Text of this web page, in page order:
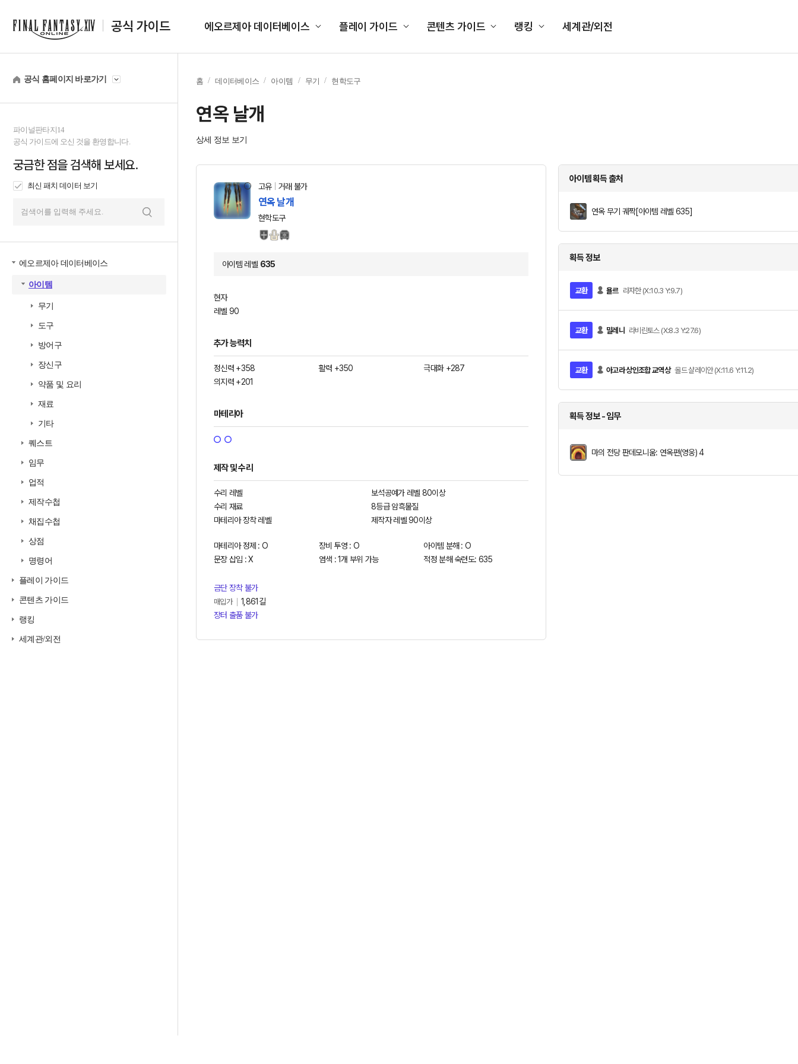
공식 가이드 에오르제아 데이터베이스 플레이 가이드 콘텐츠 가이드 랭킹 세계관/외전
공식 홈페이지 바로가기
파이널판타지14
공식 가이드에 오신 것을 환영합니다.
궁금한 점을 검색해 보세요.
최신 패치 데이터 보기
에오르제아 데이터베이스
아이템
무기
도구
방어구
장신구
약품 및 요리
재료
기타
퀘스트
임무
업적
제작수첩
채집수첩
상점
명령어
플레이 가이드
콘텐츠 가이드
랭킹
세계관/외전
홈 데이터베이스 아이템 무기 현학도구
연옥 날개
상세 정보 보기
고유 거래 불가
연옥 날개
현학도구
아이템 레벨 635
현자
레벨 90
추가 능력치
정신력 +358 활력 +350
극대화 +287
의지력 +201
마테리아
제작 및 수리
수리 레벨
보석공예가 레벨 80이상
수리 재료
8등급 암흑물질
마테리아 장착 레벨
제작자 레벨 90이상
마테리아 정제 : O 장비 투영 : O
아이템 분해 : O
문장 삽입 : X
염색 : 1개 부위 가능 적정 분해 숙련도: 635
금단 장착 불가
매입가
1,861길
장터 출품 불가
아이템 획득 출처
연옥 무기 궤짝[아이템 레벨 635]
획득 정보
교환 욜르 라자한 (X:10.3 Y:9.7)
교환 밀레니 라비린토스 (X:8.3 Y:27.6)
교환 아고라 상인조합 교역상 올드 샬레이안 (X:11.6 Y:11.2)
획득 정보 - 임무
마의 전당 판데모니움: 연옥편(영웅) 4